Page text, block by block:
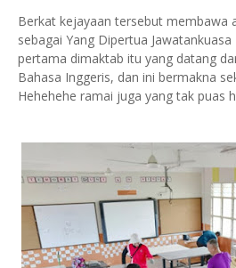
Berkat kejayaan tersebut membawa
sebagai Yang Dipertua
pertama dimaktab itu yang datang
Bahasa Inggeris, dan ini bermakna
Hehehehe ramai juga yang tak puas